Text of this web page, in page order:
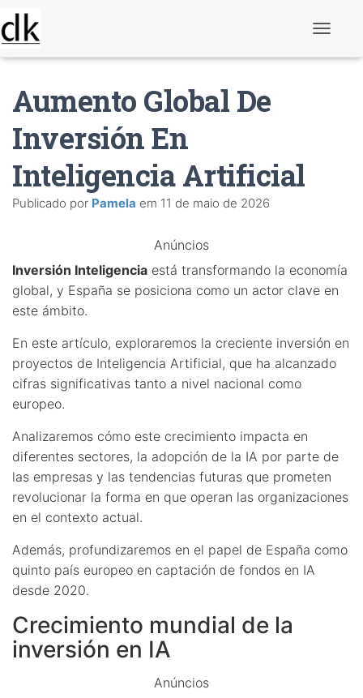
Aumento Global De
Inversión En
Inteligencia Artificial
Publicado por Pamela em 11 de maio de 2026
Anúncios
Inversión Inteligencia está transformando la economía
global, y España se posiciona como un actor clave en
este ámbito.
En este artículo, exploraremos la creciente inversión en
proyectos de Inteligencia Artificial, que ha alcanzado
cifras significativas tanto a nivel nacional como
europeo.
Analizaremos cómo este crecimiento impacta en
diferentes sectores, la adopción de la IA por parte de
las empresas y las tendencias futuras que prometen
revolucionar la forma en que operan las organizaciones
en el contexto actual.
Además, profundizaremos en el papel de España como
quinto país europeo en captación de fondos en IA
desde 2020.
Crecimiento mundial de la
inversión en IA
Anúncios